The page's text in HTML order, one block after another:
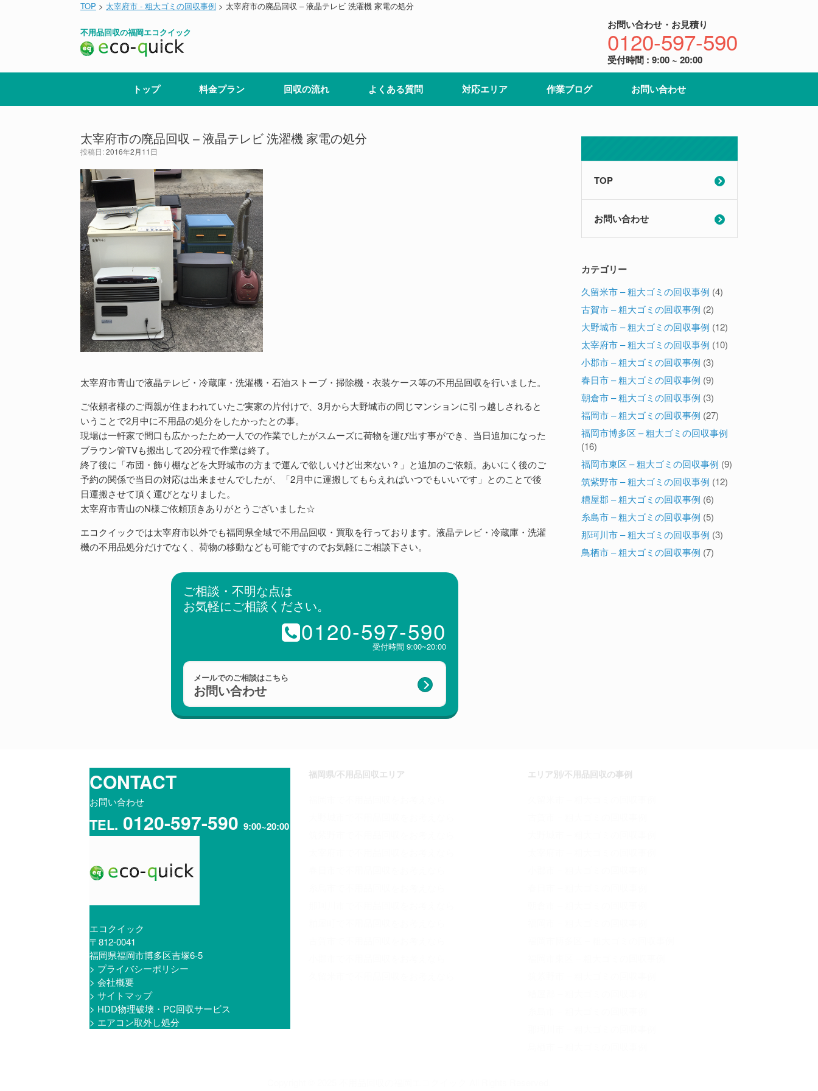
ス
プ
TOP > 太宰府市 - 粗大ゴミの回収事例 > 太宰府市の廃品回収 – 液晶テレビ 洗濯機 家電の処分
不用品回収の福岡エコクイック
お問い合わせ・お見積り
0120-597-590
受付時間 : 9:00 ~ 20:00
トップ 料金プラン 回収の流れ よくある質問 対応エリア 作業ブログ お問い合わせ
太宰府市の廃品回収 – 液晶テレビ 洗濯機 家電の処分
投稿日:2016年2月11日
太宰府市青山で液晶テレビ・冷蔵庫・洗濯機・石油ストーブ・掃除機・衣装ケース等の不用品回収を行いました。
ご依頼者様のご両親が住まわれていたご実家の片付けで、3月から大野城市の同じマンションに引っ越しされると
いうことで2月中に不用品の処分をしたかったとの事。
現場は一軒家で間口も広かったため一人での作業でしたがスムーズに荷物を運び出す事ができ、当日追加になった
ブラウン管TVも搬出して20分程で作業は終了。
終了後に「布団・飾り棚などを大野城市の方まで運んで欲しいけど出来ない？」と追加のご依頼。あいにく後のご
予約の関係で当日の対応は出来ませんでしたが、「2月中に運搬してもらえればいつでもいいです」とのことで後
日運搬させて頂く運びとなりました。
太宰府市青山のN様ご依頼頂きありがとうございました☆
エコクイックでは太宰府市以外でも福岡県全域で不用品回収・買取を行っております。液晶テレビ・冷蔵庫・洗濯
機の不用品処分だけでなく、荷物の移動なども可能ですのでお気軽にご相談下さい。
ご相談・不明な点は
お気軽にご相談ください。
0120-597-590
受付時間 9:00~20:00
メールでのご相談はこちら
お問い合わせ
TOP
お問い合わせ
カテゴリー
久留米市 – 粗大ゴミの回収事例 (4)
古賀市 – 粗大ゴミの回収事例 (2)
大野城市 – 粗大ゴミの回収事例 (12)
太宰府市 – 粗大ゴミの回収事例 (10)
小郡市 – 粗大ゴミの回収事例 (3)
春日市 – 粗大ゴミの回収事例 (9)
朝倉市 – 粗大ゴミの回収事例 (3)
福岡市 – 粗大ゴミの回収事例 (27)
福岡市博多区 – 粗大ゴミの回収事例
(16)
福岡市東区 – 粗大ゴミの回収事例 (9)
筑紫野市 – 粗大ゴミの回収事例 (12)
糟屋郡 – 粗大ゴミの回収事例 (6)
糸島市 – 粗大ゴミの回収事例 (5)
那珂川市 – 粗大ゴミの回収事例 (3)
鳥栖市 – 粗大ゴミの回収事例 (7)
CONTACT
お問い合わせ
TEL. 0120-597-590 9:00~20:00
エコクイック
〒812-0041
福岡県福岡市博多区吉塚6-5
> プライバシーポリシー
> 会社概要
> サイトマップ
> HDD物理破壊・PC回収サービス
> エアコン取外し処分
福岡県/不用品回収エリア エリア別/不用品回収の事例